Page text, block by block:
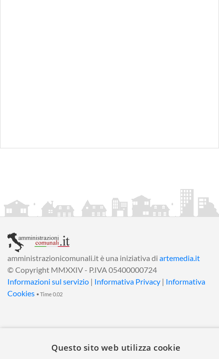
amministrazionicomunali.it è una iniziativa di artemedia.it
© Copyright MMXXIV - P.IVA 05400000724
Informazioni sul servizio | Informativa Privacy | Informativa
Cookies • Time 0.02
Questo sito web utilizza cookie